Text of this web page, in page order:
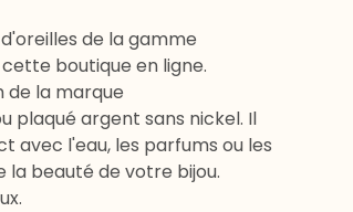
de la gamme
cette boutique en ligne.
de la marque
plaqué argent sans nickel. Il
avec l'eau, les parfums ou les
beauté de votre bijou.